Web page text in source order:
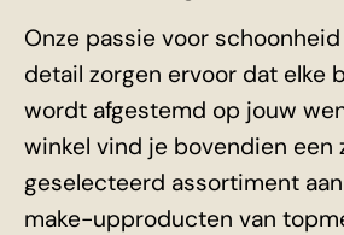
Onze passie voor
detail zorgen ervoor dat elke
wordt afgestemd op jouw
winkel vind je bovendien een
geselecteerd assortiment
make-upproducten van